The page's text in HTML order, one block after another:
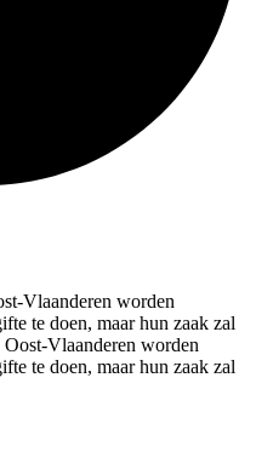
Vlaanderen worden
te doen, maar hun zaak zal
Vlaanderen worden
te doen, maar hun zaak zal